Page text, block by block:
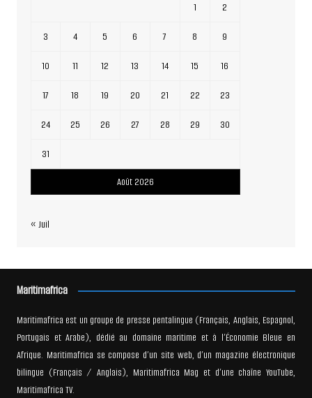
Août 2026
1 2
3 4 5 6 7 8 9
10 11 12 13 14 15 16
17 18 19 20 21 22 23
24 25 26 27 28 29 30
31
« Juil
Maritimafrica
Maritimafrica est un groupe de presse pentalingue (Français, Anglais, Espagnol,
Portugais et Arabe), dédié au domaine maritime et à l’Économie Bleue en
Afrique. Maritimafrica se compose d’un site web, d’un magazine électronique
bilingue (Français / Anglais), Maritimafrica Mag et d’une chaîne YouTube,
Maritimafrica TV.